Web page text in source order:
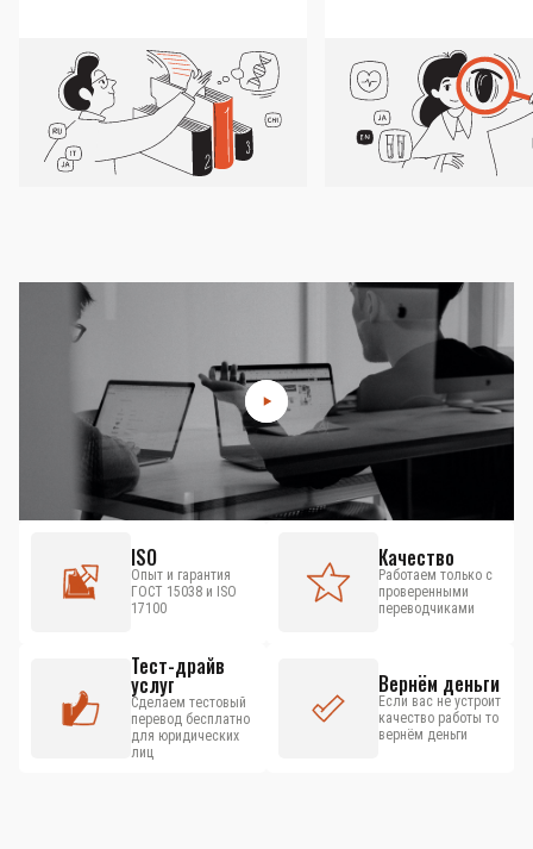
ISO
Опыт и гарантия
ГОСТ 15038 и ISO
17100
Качество
Работаем только с
проверенными
переводчиками
Тест-драйв
услуг
Сделаем тестовый
перевод бесплатно
для юридических
лиц
Вернём деньги
Если вас не устроит
качество работы то
вернём деньги